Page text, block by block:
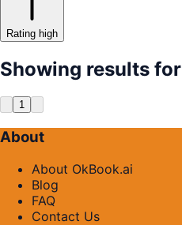
Rating high
Showing results for
1
About
About OkBook.ai
Blog
FAQ
Contact Us